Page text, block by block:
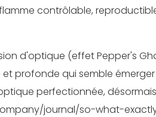
contrôlable,
d'optique (effet Pepper's
profonde qui semble
perfectionnée,
journal/so-what-